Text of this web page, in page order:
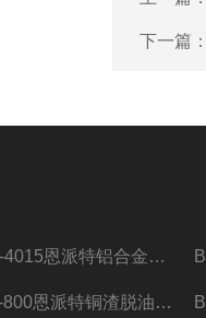
下一篇
BM-4015恩派特铝合金屑压饼机 脱油效果好
ED-800恩派特铜渣脱油机废铜屑铝屑甩油机